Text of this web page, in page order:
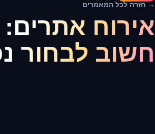
→ חזרה לכל המאמרים
אירוח
חשוב לבחור